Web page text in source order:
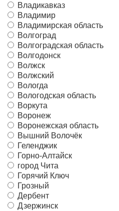
Владикавказ
Владимир
Владимирская область
Волгоград
Волгоградская область
Волгодонск
Волжск
Волжский
Вологда
Вологодская область
Воркута
Воронеж
Воронежская область
Вышний Волочёк
Геленджик
Горно-Алтайск
город Чита
Горячий Ключ
Грозный
Дербент
Дзержинск